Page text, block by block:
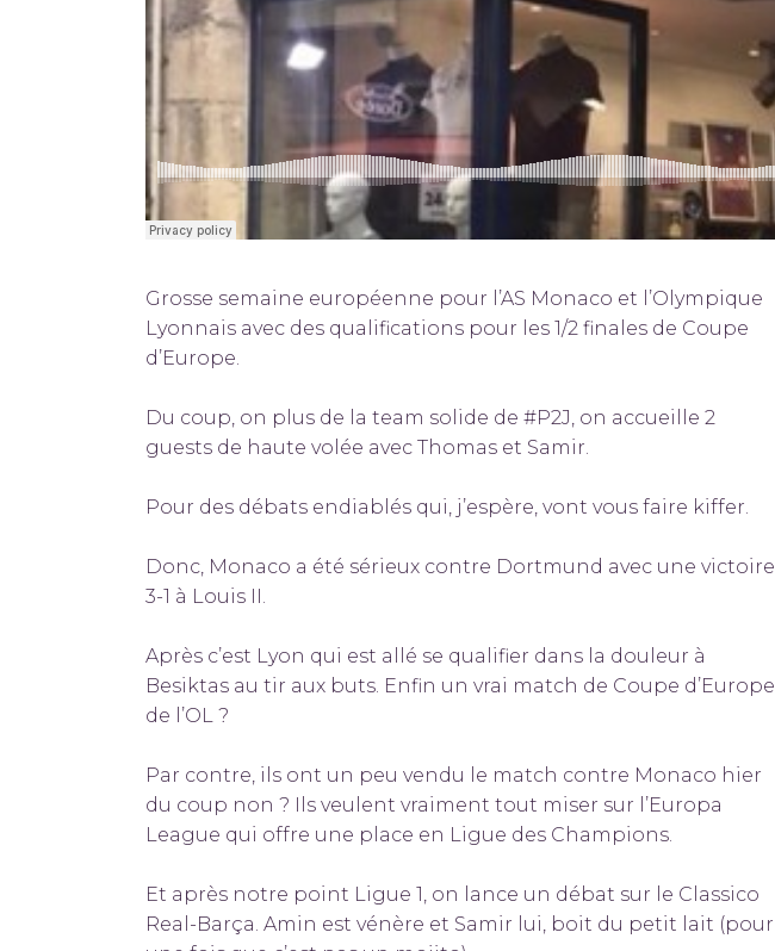
Grosse semaine européenne pour l’AS Monaco et l’Olympique
Lyonnais avec des qualifications pour les 1/2 finales de Coupe
d’Europe.
Du coup, on plus de la team solide de #P2J, on accueille 2
guests de haute volée avec Thomas et Samir.
Pour des débats endiablés qui, j’espère, vont vous faire kiffer.
Donc, Monaco a été sérieux contre Dortmund avec une victoire
3-1 à Louis II.
Après c’est Lyon qui est allé se qualifier dans la douleur à
Besiktas au tir aux buts. Enfin un vrai match de Coupe d’Europe
de l’OL ?
Par contre, ils ont un peu vendu le match contre Monaco hier
du coup non ? Ils veulent vraiment tout miser sur l’Europa
League qui offre une place en Ligue des Champions.
Et après notre point Ligue 1, on lance un débat sur le Classico
Real-Barça. Amin est vénère et Samir lui, boit du petit lait (pour